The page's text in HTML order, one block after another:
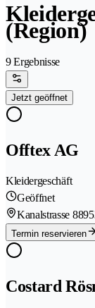
(Region)
9 Ergebnisse
Jetzt geöffnet
Offtex AG
Kleidergeschäft
Geöffnet
Kanalstrasse 8
Termin reservieren
Costard